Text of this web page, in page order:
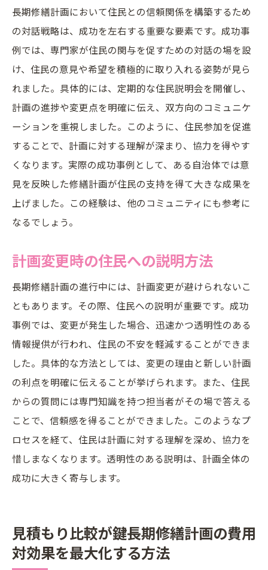
長期修繕計画において住民との信頼関係を構築するため
の対話戦略は、成功を左右する重要な要素です。成功事
例では、専門家が住民の関与を促すための対話の場を設
け、住民の意見や希望を積極的に取り入れる姿勢が見ら
れました。具体的には、定期的な住民説明会を開催し、
計画の進捗や変更点を明確に伝え、双方向のコミュニケ
ーションを重視しました。このように、住民参加を促進
することで、計画に対する理解が深まり、協力を得やす
くなります。実際の成功事例として、ある自治体では意
見を反映した修繕計画が住民の支持を得て大きな成果を
上げました。この経験は、他のコミュニティにも参考に
なるでしょう。
計画変更時の住民への説明方法
長期修繕計画の進行中には、計画変更が避けられないこ
ともあります。その際、住民への説明が重要です。成功
事例では、変更が発生した場合、迅速かつ透明性のある
情報提供が行われ、住民の不安を軽減することができま
した。具体的な方法としては、変更の理由と新しい計画
の利点を明確に伝えることが挙げられます。また、住民
からの質問には専門知識を持つ担当者がその場で答える
ことで、信頼感を得ることができました。このようなプ
ロセスを経て、住民は計画に対する理解を深め、協力を
惜しまなくなります。透明性のある説明は、計画全体の
成功に大きく寄与します。
見積もり比較が鍵長期修繕計画の費用
対効果を最大化する方法